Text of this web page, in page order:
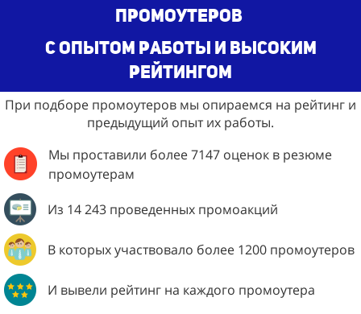
промоутеров
с опытом работы и высоким
рейтингом
При подборе промоутеров мы опираемся на рейтинг и
предыдущий опыт их работы.
Мы проставили более 7147 оценок в резюме
промоутерам
Из 14 243 проведенных промоакций
В которых участвовало более 1200 промоутеров
И вывели рейтинг на каждого промоутера